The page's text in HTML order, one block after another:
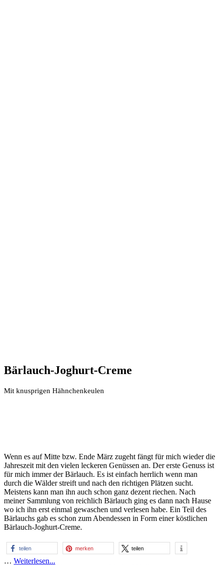
Bärlauch-Joghurt-Creme
Mit knusprigen Hähnchenkeulen
Wenn es auf Mitte bzw. Ende März zugeht fängt für mich wieder die
Jahreszeit mit den vielen leckeren Genüssen an. Der erste Genuss ist
für mich immer der Bärlauch. Es ist einfach herrlich wenn man
durch die Wälder streift und nach den richtigen Plätzen sucht.
Meistens kann man ihn auch schon ganz dezent riechen. Nach
meiner Sammlung von reichlich Bärlauch ging es dann nach Hause
wo ich ihn erst einmal gewaschen und verlesen habe. Ein Teil des
Bärlauchs gab es schon zum Abendessen in Form einer köstlichen
Bärlauch-Joghurt-Creme.
teilen merken teilen
… Weiterlesen...